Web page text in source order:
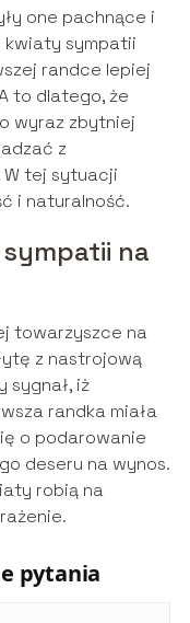
one pachnące i
kwiaty sympatii
randce lepiej
to dlatego, że
wyraz zbytniej
z
W tej sytuacji
i naturalność.
na
towarzyszce na
z nastrojową
sygnał, iż
randka miała
o podarowanie
deseru na wynos.
robią na
pytania